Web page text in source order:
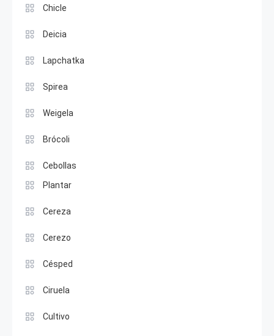
Chicle
Deicia
Lapchatka
Spirea
Weigela
Brócoli
Cebollas
Plantar
Cereza
Cerezo
Césped
Ciruela
Cultivo